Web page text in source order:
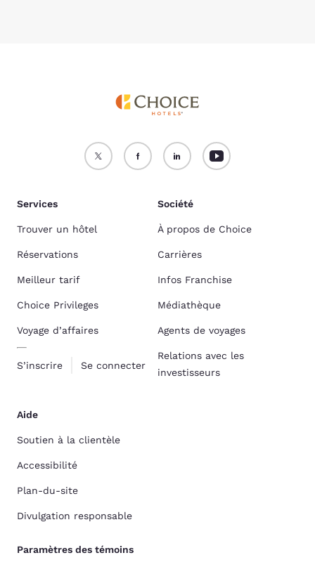
Services
Trouver un hôtel
Réservations
Meilleur tarif
Choice Privileges
Voyage d’affaires
S’inscrire Se connecter
Société
À propos de Choice
Carrières
Infos Franchise
Médiathèque
Agents de voyages
Relations avec les
investisseurs
Aide
Soutien à la clientèle
Accessibilité
Plan-du-site
Divulgation responsable
Paramètres des témoins